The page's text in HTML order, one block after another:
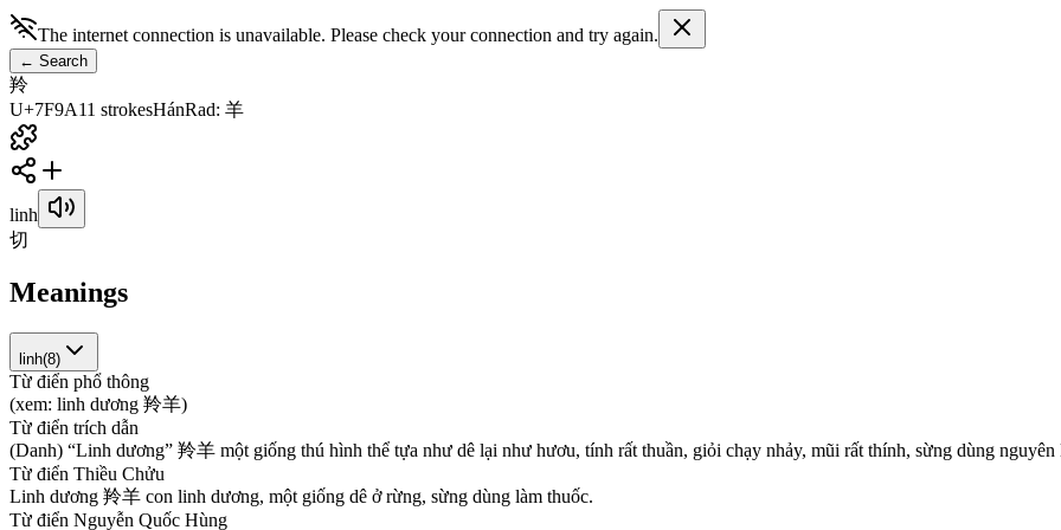
The internet connection is unavailable. Please check your connection and try again.
← Search
羚
U+7F9A11 strokesHánRad: 羊
linh
切
Meanings
linh(8)
Từ điển phổ thông
(xem: linh dương 羚羊)
Từ điển trích dẫn
(Danh) “Linh dương” 羚羊 một giống thú hình thể tựa như dê lại như hươu, tính rất thuần, giỏi chạy nhảy, mũi rất thính, sừng dùng nguyên
Từ điển Thiều Chửu
Linh dương 羚羊 con linh dương, một giống dê ở rừng, sừng dùng làm thuốc.
Từ điển Nguyễn Quốc Hùng